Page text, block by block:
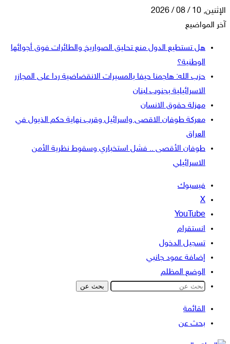
الإثنين, 10 / 08 / 2026
آخر المواضيع
هل تستطيع الدول منع تحليق الصواريخ والطائرات فوق أجوائها
الوطنية؟
حزب الله: هاجمنا حيفا بالمسيرات الانقضاضية ردا على المجازر
الاسرائيلية بجنوب لبنان
مهزلة حقوق الانسان
معركة طوفان الاقصى واسرائيل وقرب نهاية حكم الذيول في
العراق
طوفان الأقصى .. فشل استخباري وسقوط نظرية الأمن
الاسرائيلي
فيسبوك
‫X
‫YouTube
انستقرام
تسجيل الدخول
إضافة عمود جانبي
الوضع المظلم
بحث عن
القائمة
بحث عن